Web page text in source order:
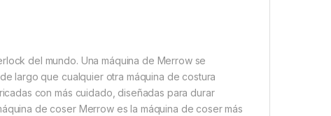
del mundo. Una máquina de Merrow se
largo que cualquier otra máquina de costura
con más cuidado, diseñadas para durar
de coser Merrow es la máquina de coser más